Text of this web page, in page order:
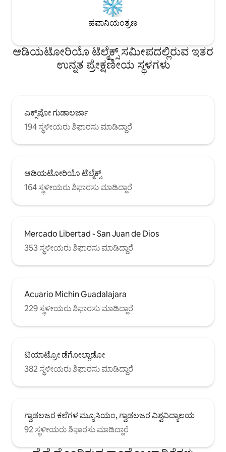
ಹವಾನಿಯಂತ್ರಣ
ಆಡಿಯಟೋರಿಯೊ ಟೆಲ್ಮೆಕ್ಸ್ ಸಮೀಪದಲ್ಲಿರುವ ಇತರ
ಉನ್ನತ ಪ್ರೇಕ್ಷಣೀಯ ಸ್ಥಳಗಳು
ಎಕ್ಸ್‌ಪೋ ಗುಡಾಲರ್ಜಾ
194 ಸ್ಥಳೀಯರು ಶಿಫಾರಸು ಮಾಡಿದ್ದಾರೆ
ಆಡಿಯಟೋರಿಯೊ ಟೆಲ್ಮೆಕ್ಸ್
164 ಸ್ಥಳೀಯರು ಶಿಫಾರಸು ಮಾಡಿದ್ದಾರೆ
Mercado Libertad - San Juan de Dios
353 ಸ್ಥಳೀಯರು ಶಿಫಾರಸು ಮಾಡಿದ್ದಾರೆ
Acuario Michin Guadalajara
229 ಸ್ಥಳೀಯರು ಶಿಫಾರಸು ಮಾಡಿದ್ದಾರೆ
ಟಿಯಾಟ್ರೋ ಡೆಗೋಲ್ಲಾಡೋ
382 ಸ್ಥಳೀಯರು ಶಿಫಾರಸು ಮಾಡಿದ್ದಾರೆ
ಗ್ವಾಡಲಜರ ಕಲೆಗಳ ಮ್ಯೂಸಿಯಂ, ಗ್ವಾಡಲಜರ ವಿಶ್ವವಿದ್ಯಾಲಯ
92 ಸ್ಥಳೀಯರು ಶಿಫಾರಸು ಮಾಡಿದ್ದಾರೆ